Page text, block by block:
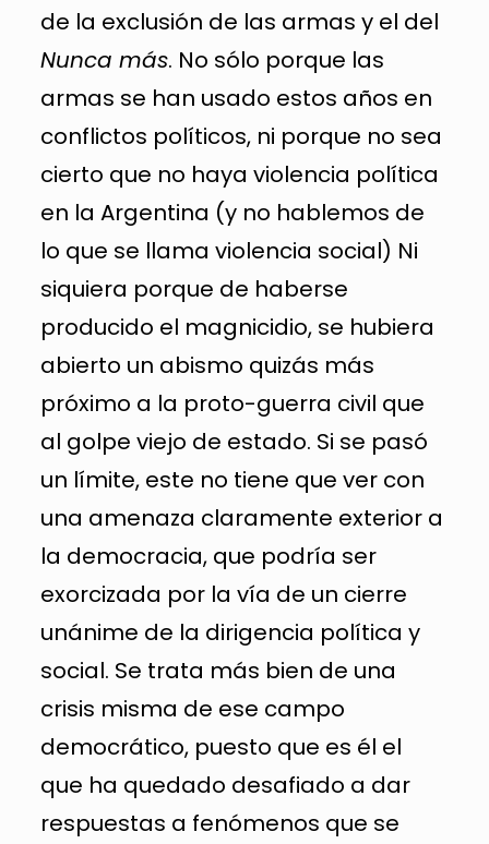
de la exclusión de las armas y el del
Nunca más. No sólo porque las
armas se han usado estos años en
conflictos políticos, ni porque no sea
cierto que no haya violencia política
en la Argentina (y no hablemos de
lo que se llama violencia social) Ni
siquiera porque de haberse
producido el magnicidio, se hubiera
abierto un abismo quizás más
próximo a la proto-guerra civil que
al golpe viejo de estado. Si se pasó
un límite, este no tiene que ver con
una amenaza claramente exterior a
la democracia, que podría ser
exorcizada por la vía de un cierre
unánime de la dirigencia política y
social. Se trata más bien de una
crisis misma de ese campo
democrático, puesto que es él el
que ha quedado desafiado a dar
respuestas a fenómenos que se